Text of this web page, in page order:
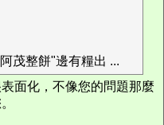
茂整餅"邊有糧出 ...
面化，不像您的問題那麼